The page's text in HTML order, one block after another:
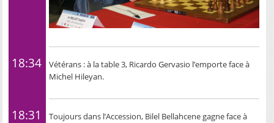
18:34
Vétérans : à la table 3, Ricardo Gervasio l’emporte face à
Michel Hileyan.
18:31 Toujours dans l’Accession, Bilel Bellahcene gagne face à